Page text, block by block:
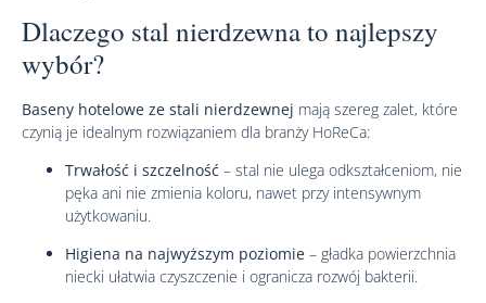
Dlaczego stal nierdzewna to najlepszy
wybór?
Baseny hotelowe ze stali nierdzewnej mają szereg zalet, które
czynią je idealnym rozwiązaniem dla branży HoReCa:
Trwałość i szczelność – stal nie ulega odkształceniom, nie
pęka ani nie zmienia koloru, nawet przy intensywnym
użytkowaniu.
Higiena na najwyższym poziomie – gładka powierzchnia
niecki ułatwia czyszczenie i ogranicza rozwój bakterii.